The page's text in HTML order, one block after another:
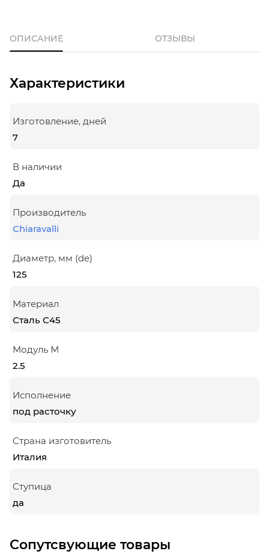
ОПИСАНИЕ ОТЗЫВЫ
Характеристики
Изготовление, дней
7
В наличии
Да
Производитель
Chiaravalli
Диаметр, мм (de)
125
Материал
Сталь С45
Модуль М
2.5
Исполнение
под расточку
Страна изготовитель
Италия
Ступица
да
Сопутсвующие товары